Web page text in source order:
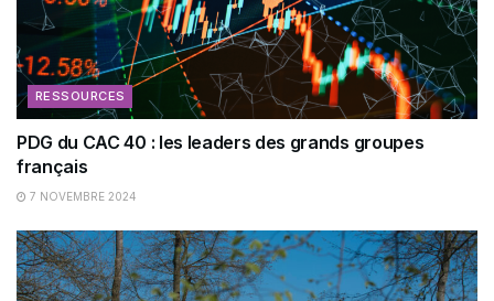
RESSOURCES
PDG du CAC 40 : les leaders des grands groupes
français
7 NOVEMBRE 2024